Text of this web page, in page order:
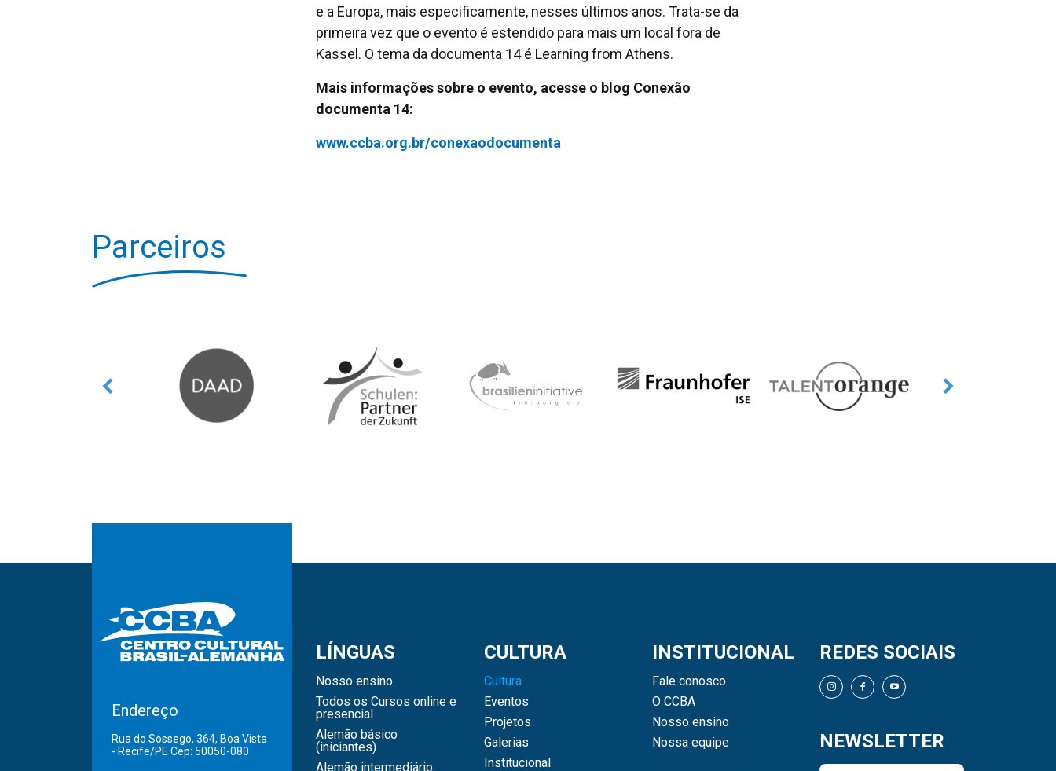
e a Europa, mais especificamente, nesses últimos anos. Trata-se da
primeira vez que o evento é estendido para mais um local fora de
Kassel. O tema da documenta 14 é Learning from Athens.
Mais informações sobre o evento, acesse o blog Conexão
documenta 14:
www.ccba.org.br/conexaodocumenta
Parceiros
Endereço
Rua do Sossego, 364, Boa Vista
- Recife/PE Cep: 50050-080
LÍNGUAS
Nosso ensino
Todos os Cursos online e
presencial
Alemão básico
(iniciantes)
Alemão intermediário
CULTURA
Cultura
Eventos
Projetos
Galerias
Institucional
INSTITUCIONAL
Fale conosco
O CCBA
Nosso ensino
Nossa equipe
REDES SOCIAIS
NEWSLETTER